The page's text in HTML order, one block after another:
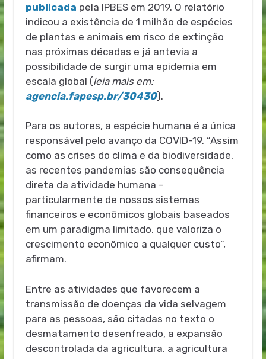
publicada pela IPBES em 2019. O relatório
indicou a existência de 1 milhão de espécies
de plantas e animais em risco de extinção
nas próximas décadas e já antevia a
possibilidade de surgir uma epidemia em
escala global (leia mais em:
agencia.fapesp.br/30430).
Para os autores, a espécie humana é a única
responsável pelo avanço da COVID-19. “Assim
como as crises do clima e da biodiversidade,
as recentes pandemias são consequência
direta da atividade humana –
particularmente de nossos sistemas
financeiros e econômicos globais baseados
em um paradigma limitado, que valoriza o
crescimento econômico a qualquer custo”,
afirmam.
Entre as atividades que favorecem a
transmissão de doenças da vida selvagem
para as pessoas, são citadas no texto o
desmatamento desenfreado, a expansão
descontrolada da agricultura, a agricultura